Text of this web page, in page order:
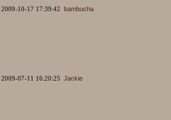
2009-10-17 17:39:42 bambucha
2009-07-11 16:20:25 Jackie